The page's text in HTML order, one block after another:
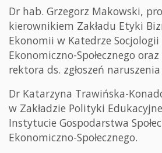
Dr hab. Grzegorz Makowski,
kierownikiem Zakładu Etyki
Ekonomii w Katedrze
Ekonomiczno-Społecznego
rektora ds. zgłoszeń
Dr Katarzyna Trawińska-
w Zakładzie Polityki
Instytucie Gospodarstwa
Ekonomiczno-Społecznego.